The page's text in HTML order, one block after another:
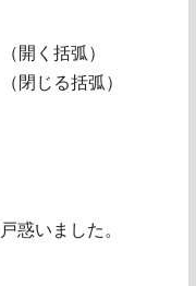
開く括弧）
閉じる括弧）
惑いました。